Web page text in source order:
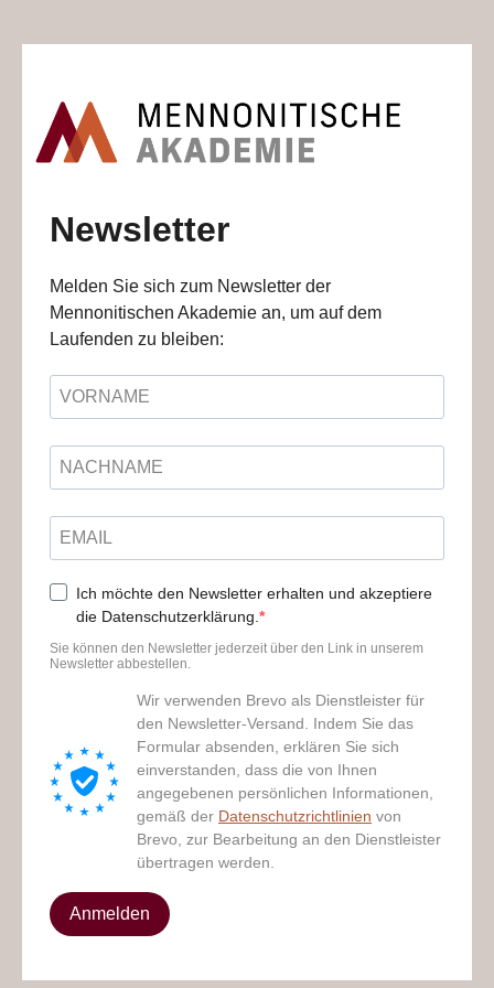
Newsletter
Melden Sie sich zum Newsletter der
Mennonitischen Akademie an, um auf dem
Laufenden zu bleiben:
Ich möchte den Newsletter erhalten und akzeptiere
die Datenschutzerklärung.
Sie können den Newsletter jederzeit über den Link in unserem
Newsletter abbestellen.
Wir verwenden Brevo als Dienstleister für
den Newsletter-Versand. Indem Sie das
Formular absenden, erklären Sie sich
einverstanden, dass die von Ihnen
angegebenen persönlichen Informationen,
gemäß der Datenschutzrichtlinien von
Brevo, zur Bearbeitung an den Dienstleister
übertragen werden.
Anmelden